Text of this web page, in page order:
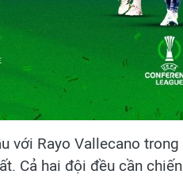
với Rayo Vallecano
Cả hai đội đều cần